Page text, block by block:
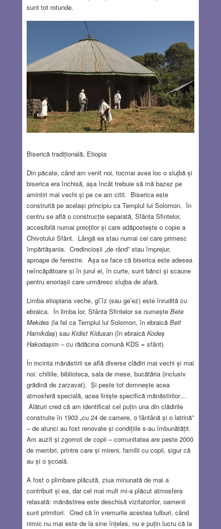
sunt tot rotunde.
Biserică tradițională, Etiopia
Din păcate, când am venit noi, tocmai avea loc o slujbă și
biserica era închisă, așa încât trebuie să mă bazez pe
amintiri mai vechi și pe ce am citit. Biserica este
construită pe același principiu ca Templul lui Solomon. În
centru se află o construcție separată, Sfânta Sfintelor,
accesibilă numai preoților și care adăpostește o copie a
Chivotului Sfânt. Lângă ea stau numai cei care primesc
împărtășania. Credincioșii „de rând” stau împrejur,
aproape de ferestre. Așa se face că biserica este adesea
neîncăpătoare și în jurul ei, în curte, sunt bănci și scaune
pentru enoriașii care urmăresc slujba de afară.
Limba etiopiana veche, gî’îz (sau ge’ez) este înrudită cu
ebraica. În limba lor, Sfânta Sfintelor se numește Bete
Mekdes (la fel ca Templul lui Solomon, în ebraică Beit
Hamikdaș) sau Kidist Kidusan(în ebraică Kodeș
Hakodașim – cu rădăcina comună KDS = sfânt).
În incinta mănăstirii se află diverse clădiri mai vechi și mai
noi: chiliile, biblioteca, sala de mese, bucătăria (inclusiv
grădină de zarzavat). Și peste tot domnește acea
atmosferă specială, acea liniște specifică mănăstirilor…
Alături cred că am identificat cel puțin una din clădirile
construite în 1903 „cu 24 de camere, o fântână și o latrină”
– de atunci au fost renovate și condițiile s-au îmbunătățit.
Am auzit și zgomot de copii – comunitatea are peste 2000
de membri, printre care și mireni, familii cu copii, sigur că
au și o școală.
A fost o plimbare plăcută, ziua minunată de mai a
contribuit și ea, dar cel mai mult mi-a plăcut atmosfera
relaxată: mănăstirea este deschisă vizitatorilor, oamenii
sunt primitori. Cred că în vremurile acestea tulburi, când
nimic nu mai este de la sine înțeles, nu e puțin lucru că la